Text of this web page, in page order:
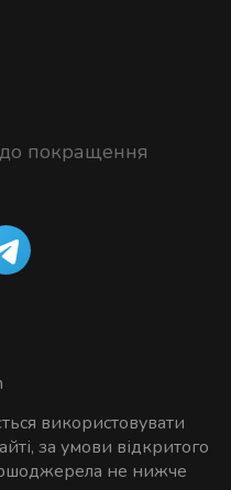
покращення
використовувати
за умови відкритого
не нижче